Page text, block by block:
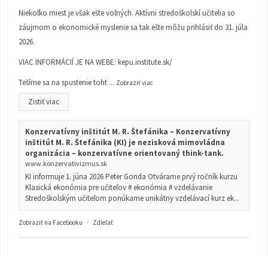
Niekoľko miest je však ešte voľných. Aktívni stredoškolskí učitelia so
záujmom o ekonomické myslenie sa tak ešte môžu prihlásiť do 31. júla
2026.
VIAC INFORMÁCIÍ JE NA WEBE: kepu.institute.sk/
Tešíme sa na spustenie toht ... Zobraziť viac
Zistiť viac
Konzervatívny inštitút M. R. Štefánika – Konzervatívny
inštitút M. R. Štefánika (KI) je nezisková mimovládna
organizácia – konzervatívne orientovaný think-tank.
www.konzervativizmus.sk
KI informuje 1. júna 2026 Peter Gonda Otvárame prvý ročník kurzu
Klasická ekonómia pre učiteľov # ekonómia # vzdelávanie
Stredoškolským učiteľom ponúkame unikátny vzdelávací kurz ek...
Zobraziť na Facebooku · Zdieľať